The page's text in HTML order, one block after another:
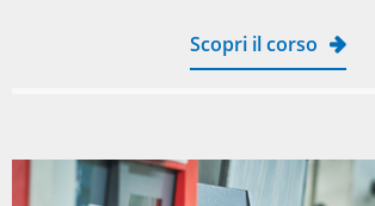
Scopri il corso